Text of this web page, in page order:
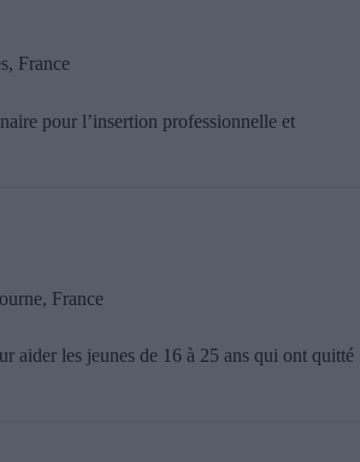
France
pour l’insertion professionnelle et
France
aider les jeunes de 16 à 25 ans qui ont quitté